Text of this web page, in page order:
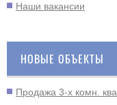
Наши вакансии
НОВЫЕ ОБЪЕКТЫ
Продажа 3-х комн.